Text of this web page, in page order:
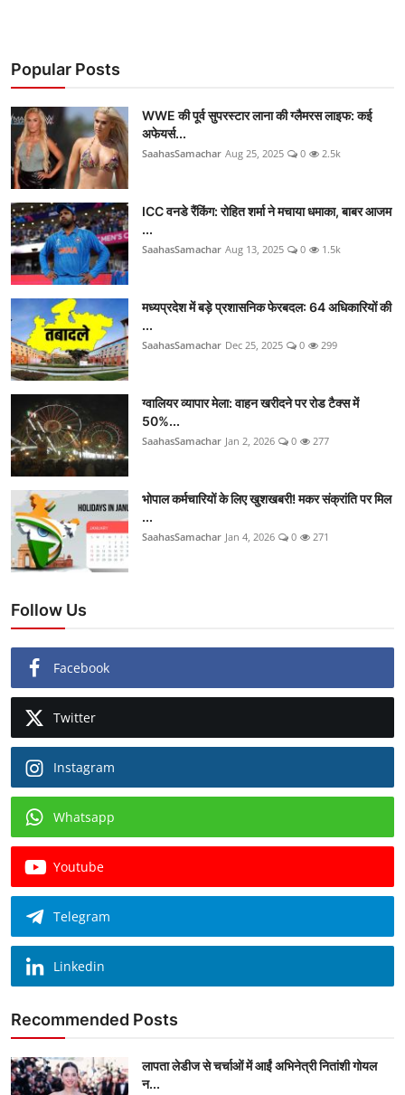
Popular Posts
WWE की पूर्व सुपरस्टार लाना की ग्लैमरस लाइफ: कई
अफेयर्स...
SaahasSamachar Aug 25, 2025 0 2.5k
ICC वनडे रैंकिंग: रोहित शर्मा ने मचाया धमाका, बाबर आजम
...
SaahasSamachar Aug 13, 2025 0 1.5k
मध्यप्रदेश में बड़े प्रशासनिक फेरबदल: 64 अधिकारियों की
...
SaahasSamachar Dec 25, 2025 0 299
ग्वालियर व्यापार मेला: वाहन खरीदने पर रोड टैक्स में
50%...
SaahasSamachar Jan 2, 2026 0 277
भोपाल कर्मचारियों के लिए खुशखबरी! मकर संक्रांति पर मिल
...
SaahasSamachar Jan 4, 2026 0 271
Follow Us
Facebook
Twitter
Instagram
Whatsapp
Youtube
Telegram
Linkedin
Recommended Posts
लापता लेडीज से चर्चाओं में आईं अभिनेत्री नितांशी गोयल
न...